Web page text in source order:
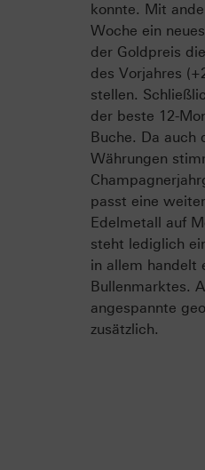
konnte. Mit
Woche ein
der Goldpreis
des Vorjahres
stellen.
der beste 12-
Buche. Da auch
Währungen
passt eine
Edelmetall auf
steht lediglich
in allem handelt
Bullenmarktes.
angespannte
zusätzlich.